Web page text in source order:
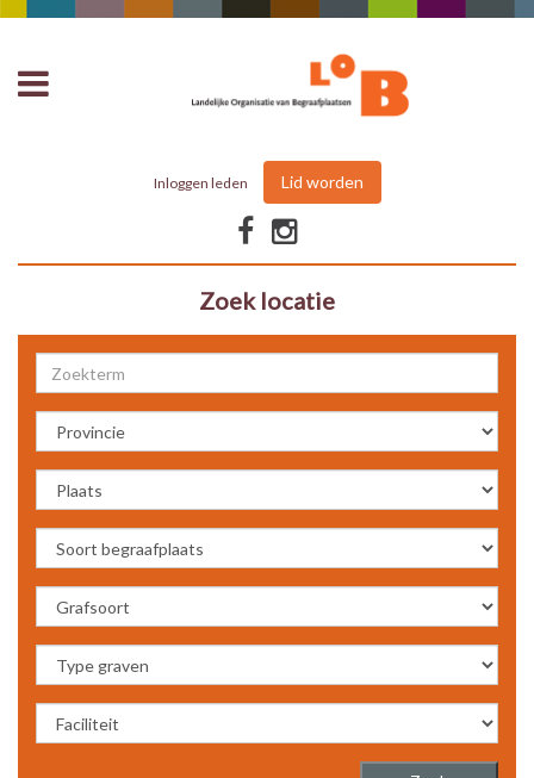
Inloggen leden Lid worden
Zoek locatie